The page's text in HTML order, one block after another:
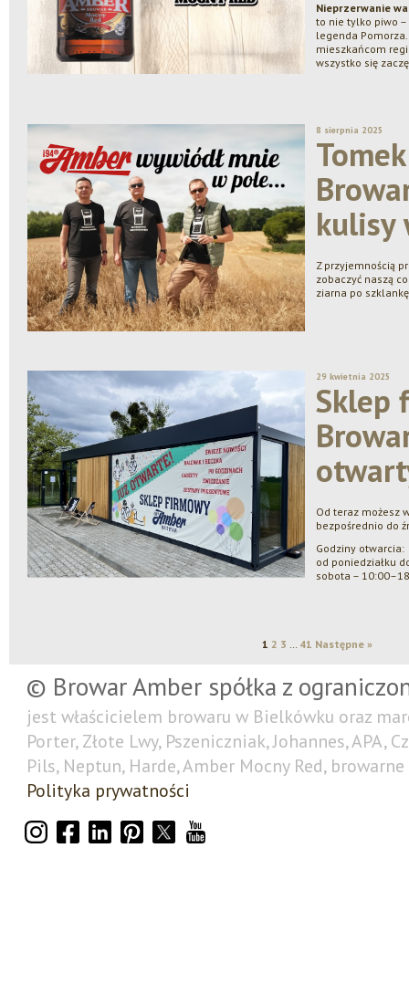
Nieprzerwanie
to nie tylko piwo –
legenda
mieszkańcom
wszystko się
8 sierpnia 2025
kulisy
Z przyjemnością
zobaczyć naszą
ziarna po
29 kwietnia 2025
Sklep
Od teraz możesz
bezpośrednio do
Godziny otwarcia:
od poniedziałku
sobota –
1 2 3 … 41 Następne »
© Browar Amber spółka z
jest właścicielem browaru w Bielkówku oraz
Porter, Złote Lwy, Pszeniczniak, Johannes, APA,
Pils, Neptun, Harde, Amber Mocny Red,
Polityka prywatności